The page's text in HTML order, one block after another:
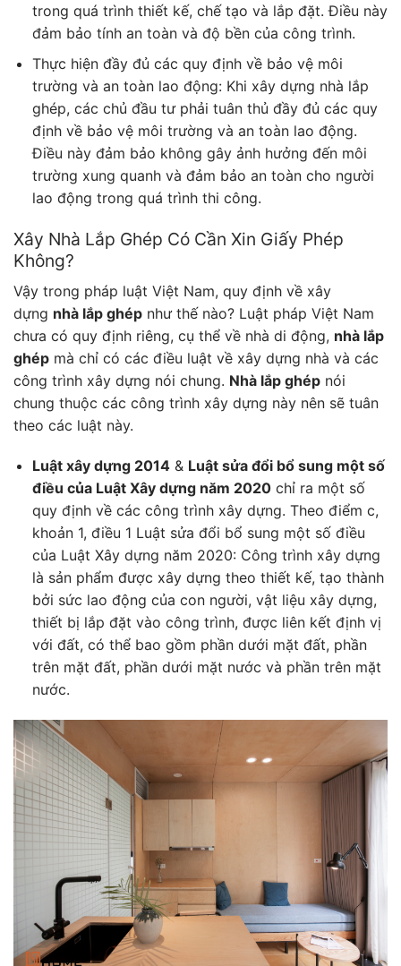
trong quá trình thiết kế, chế tạo và lắp đặt. Điều này
đảm bảo tính an toàn và độ bền của công trình.
Thực hiện đầy đủ các quy định về bảo vệ môi
trường và an toàn lao động: Khi xây dựng nhà lắp
ghép, các chủ đầu tư phải tuân thủ đầy đủ các quy
định về bảo vệ môi trường và an toàn lao động.
Điều này đảm bảo không gây ảnh hưởng đến môi
trường xung quanh và đảm bảo an toàn cho người
lao động trong quá trình thi công.
Xây Nhà Lắp Ghép Có Cần Xin Giấy Phép
Không?
Vậy trong pháp luật Việt Nam, quy định về xây
dựng nhà lắp ghép như thế nào? Luật pháp Việt Nam
chưa có quy định riêng, cụ thể về nhà di động, nhà lắp
ghép mà chỉ có các điều luật về xây dựng nhà và các
công trình xây dựng nói chung. Nhà lắp ghép nói
chung thuộc các công trình xây dựng này nên sẽ tuân
theo các luật này.
Luật xây dựng 2014& Luật sửa đổi bổ sung một số
điều của Luật Xây dựng năm 2020chỉ ra một số
quy định về các công trình xây dựng. Theo điểm c,
khoản 1, điều 1 Luật sửa đổi bổ sung một số điều
của Luật Xây dựng năm 2020: Công trình xây dựng
là sản phẩm được xây dựng theo thiết kế, tạo thành
bởi sức lao động của con người, vật liệu xây dựng,
thiết bị lắp đặt vào công trình, được liên kết định vị
với đất, có thể bao gồm phần dưới mặt đất, phần
trên mặt đất, phần dưới mặt nước và phần trên mặt
nước.